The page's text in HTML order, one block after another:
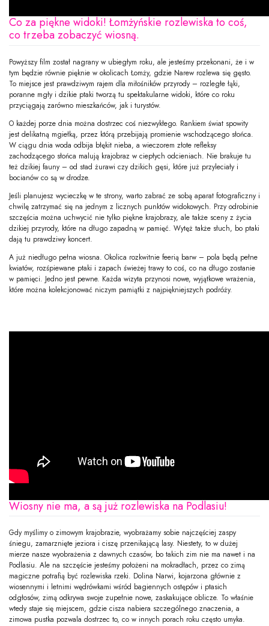
Co za piękne widoki! Łomżyńskie rozlewiska to coś,
co trzeba zobaczyć wiosną.
Powyższy film został nagrany w ubiegłym roku, ale jesteśmy przekonani, że i w
tym będzie równie pięknie w okolicach Łomży, gdzie Narew rozlewa się gęsto.
To miejsce jest prawdziwym rajem dla miłośników przyrody – rozległe łąki,
poranne mgły i dzikie ptaki tworzą tu spektakularne widoki, które co roku
przyciągają zarówno mieszkańców, jak i turystów.
O każdej porze dnia można dostrzec coś niezwykłego. Rankiem świat spowity
jest delikatną mgiełką, przez którą przebijają promienie wschodzącego słońca.
W ciągu dnia woda odbija błękit nieba, a wieczorem złote refleksy
zachodzącego słońca malują krajobraz w ciepłych odcieniach. Nie brakuje tu
też dzikiej fauny – od stad żurawi czy dzikich gęsi, które już przyleciały i
bocianów co są w drodze.
Jeśli planujesz wycieczkę w te strony, warto zabrać ze sobą aparat fotograficzny i
chwilę zatrzymać się na jednym z licznych punktów widokowych. Przy odrobinie
szczęścia można uchwycić nie tylko piękne krajobrazy, ale także sceny z życia
dzikiej przyrody, które na długo zapadną w pamięć. Wytęż także słuch, bo ptaki
dają tu prawdziwy koncert.
A już niedługo pełna wiosna. Okolica rozkwitnie feerią barw – pola będą pełne
kwiatów, rozśpiewane ptaki i zapach świeżej trawy to coś, co na długo zostanie
w pamięci. Jedno jest pewne. Każda wizyta przynosi nowe, wyjątkowe wrażenia,
które można kolekcjonować niczym pamiątki z najpiękniejszych podróży.
Wiosny nie ma, a są już rozlewiska na Podlasiu!
Gdy myślimy o zimowym krajobrazie, wyobrażamy sobie najczęściej zaspy
śniegu, zamarznięte jeziora i ciszę przenikającą lasy. Niestety, to w dużej
mierze nasze wyobrażenia z dawnych czasów, bo takich zim nie ma nawet i na
Podlasiu. Ale na szczęście jesteśmy położeni na mokradłach, przez co zimą
magiczne potrafią być rozlewiska rzeki. Dolina Narwi, kojarzona głównie z
wiosennymi i letnimi wędrówkami wśród bagiennych ostępów i ptasich
odgłosów, zimą odkrywa swoje zupełnie nowe, zaskakujące oblicze. To właśnie
wtedy staje się miejscem, gdzie cisza nabiera szczególnego znaczenia, a
zimowa pustka pozwala dostrzec to, co w innych porach roku często umyka.